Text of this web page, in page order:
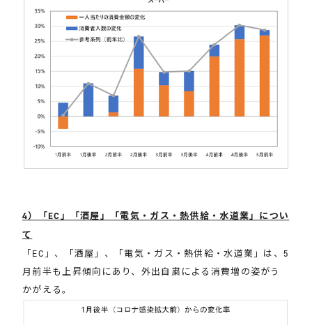
4）「EC」「酒屋」「電気・ガス・熱供給・水道業」につい
て
「EC」、「酒屋」、「電気・ガス・熱供給・水道業」は、5
月前半も上昇傾向にあり、外出自粛による消費増の姿がう
かがえる。